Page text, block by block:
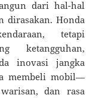
dari hal-hal
dirasakan. Honda
tetapi
ketangguhan,
inovasi jangka
membeli mobil—
dan rasa